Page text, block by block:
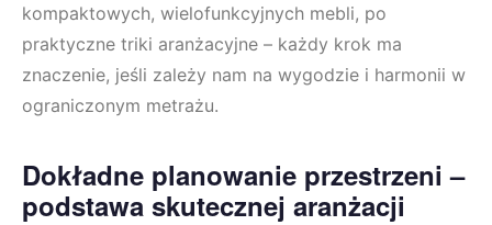
kompaktowych, wielofunkcyjnych mebli, po
praktyczne triki aranżacyjne – każdy krok ma
znaczenie, jeśli zależy nam na wygodzie i harmonii w
ograniczonym metrażu.
Dokładne planowanie przestrzeni –
podstawa skutecznej aranżacji